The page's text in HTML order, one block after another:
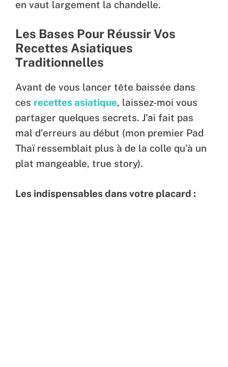
en vaut largement la chandelle.
Les Bases Pour Réussir Vos
Recettes Asiatiques
Traditionnelles
Avant de vous lancer tête baissée dans
ces recettes asiatique, laissez-moi vous
partager quelques secrets. J’ai fait pas
mal d’erreurs au début (mon premier Pad
Thaï ressemblait plus à de la colle qu’à un
plat mangeable, true story).
Les indispensables dans votre placard :